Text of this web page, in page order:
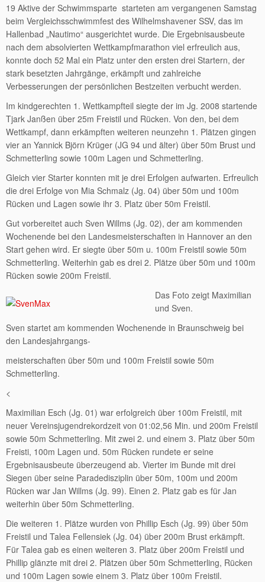
19 Aktive der Schwimmsparte starteten am vergangenen Samstag
beim Vergleichsschwimmfest des Wilhelmshavener SSV, das im
Hallenbad „Nautimo“ ausgerichtet wurde. Die Ergebnisausbeute
nach dem absolvierten Wettkampfmarathon viel erfreulich aus,
konnte doch 52 Mal ein Platz unter den ersten drei Startern, der
stark besetzten Jahrgänge, erkämpft und zahlreiche
Verbesserungen der persönlichen Bestzeiten verbucht werden.
Im kindgerechten 1. Wettkampfteil siegte der im Jg. 2008 startende
Tjark Janßen über 25m Freistil und Rücken. Von den, bei dem
Wettkampf, dann erkämpften weiteren neunzehn 1. Plätzen gingen
vier an Yannick Björn Krüger (JG 94 und älter) über 50m Brust und
Schmetterling sowie 100m Lagen und Schmetterling.
Gleich vier Starter konnten mit je drei Erfolgen aufwarten. Erfreulich
die drei Erfolge von Mia Schmalz (Jg. 04) über 50m und 100m
Rücken und Lagen sowie ihr 3. Platz über 50m Freistil.
Gut vorbereitet auch Sven Willms (Jg. 02), der am kommenden
Wochenende bei den Landesmeisterschaften in Hannover an den
Start gehen wird. Er siegte über 50m u. 100m Freistil sowie 50m
Schmetterling. Weiterhin gab es drei 2. Plätze über 50m und 100m
Rücken sowie 200m Freistil.
Das Foto zeigt Maximilian
und Sven.
Sven startet am kommenden Wochenende in Braunschweig bei
den Landesjahrgangs-
meisterschaften über 50m und 100m Freistil sowie 50m
Schmetterling.
<
Maximilian Esch (Jg. 01) war erfolgreich über 100m Freistil, mit
neuer Vereinsjugendrekordzeit von 01:02,56 Min. und 200m Freistil
sowie 50m Schmetterling. Mit zwei 2. und einem 3. Platz über 50m
Freisti, 100m Lagen und. 50m Rücken rundete er seine
Ergebnisausbeute überzeugend ab. Vierter im Bunde mit drei
Siegen über seine Paradedisziplin über 50m, 100m und 200m
Rücken war Jan Willms (Jg. 99). Einen 2. Platz gab es für Jan
weiterhin über 50m Schmetterling.
Die weiteren 1. Plätze wurden von Phillip Esch (Jg. 99) über 50m
Freistil und Talea Fellensiek (Jg. 04) über 200m Brust erkämpft.
Für Talea gab es einen weiteren 3. Platz über 200m Freistil und
Phillip glänzte mit drei 2. Plätzen über 50m Schmetterling, Rücken
und 100m Lagen sowie einem 3. Platz über 100m Freistil.